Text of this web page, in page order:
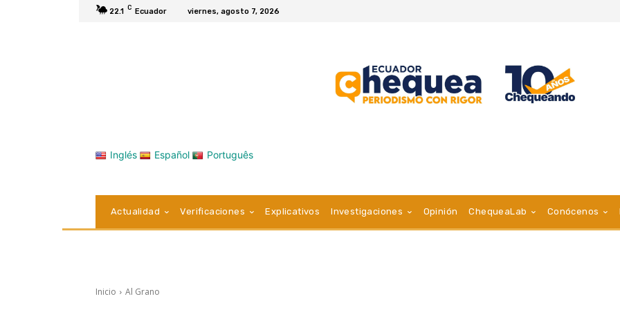
22.1 C Ecuador viernes, agosto 7, 2026
Inglés Español Português
Actualidad Verificaciones Explicativos Investigaciones Opinión ChequeaLab Conócenos
Inicio Al Grano